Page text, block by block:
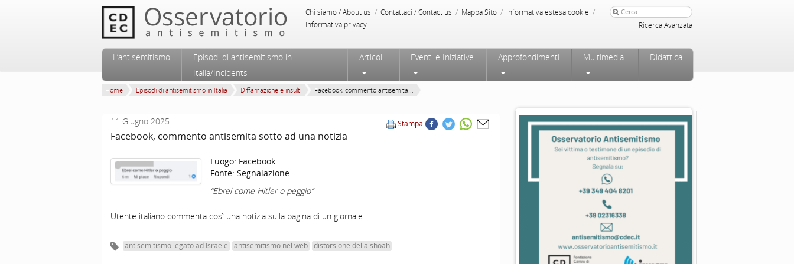
Chi siamo / About us / Contattaci / Contact us / Mappa Sito / Informativa estesa cookie /
Informativa privacy Ricerca Avanzata
Menu principale
Vai al contenuto principale
Vai al contenuto secondario
L’antisemitismo
Episodi di antisemitismo in
Italia/Incidents
Articoli Eventi e Iniziative Approfondimenti Multimedia Didattica
Home Episodi di antisemitismo in Italia Diffamazione e insulti Facebook, commento antisemita...
Stampa
11 Giugno 2025
Facebook, commento antisemita sotto ad una notizia
Luogo: Facebook
Fonte: Segnalazione
“Ebrei come Hitler o peggio”
Utente italiano commenta così una notizia sulla pagina di un giornale.
antisemitismo legato ad Israele antisemitismo nel web distorsione della shoah